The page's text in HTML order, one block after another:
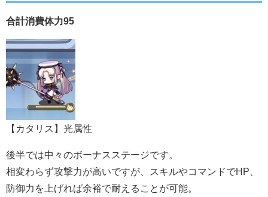
合計消費体力95
【カタリス】光属性
後半では中々のボーナスステージです。
相変わらず攻撃力が高いですが、スキルやコマンドでHP、
防御力を上げれば余裕で耐えることが可能。